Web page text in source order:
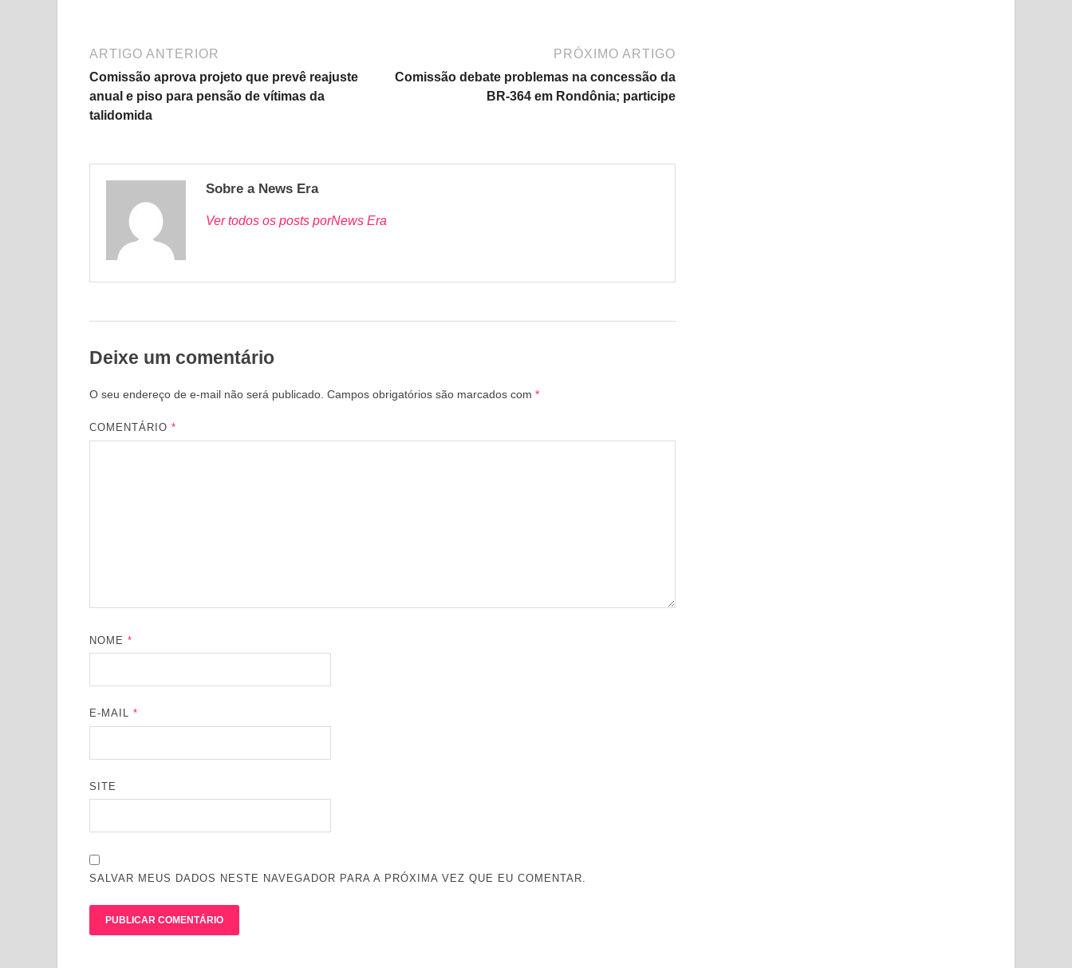
ARTIGO ANTERIOR
Comissão aprova projeto que prevê reajuste
anual e piso para pensão de vítimas da
talidomida
PRÓXIMO ARTIGO
Comissão debate problemas na concessão da
BR-364 em Rondônia; participe
Sobre a News Era
Ver todos os posts porNews Era
Deixe um comentário
O seu endereço de e-mail não será publicado. Campos obrigatórios são marcados com *
COMENTÁRIO*
NOME*
E-MAIL*
SITE
SALVAR MEUS DADOS NESTE NAVEGADOR PARA A PRÓXIMA VEZ QUE EU COMENTAR.